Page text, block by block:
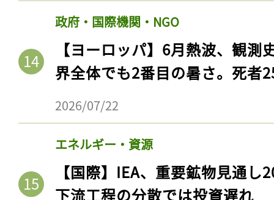
政府・国際機関・NGO
【ヨーロッパ】6月熱波、観
界全体でも2番目の暑さ。死者
2026/07/22
エネルギー・資源
【国際】IEA、重要鉱物見通
下流工程の分散では投資遅れ
記事をお気に入りに
ログインが必
会員登録